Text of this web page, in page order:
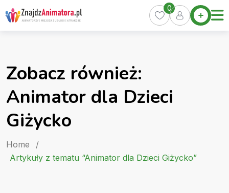
Skip
to
content
Home
Oferty
Kurs
0
Zobacz również:
Animator dla Dzieci
Giżycko
Home
/
Artykuły z tematu “Animator dla Dzieci Giżycko”